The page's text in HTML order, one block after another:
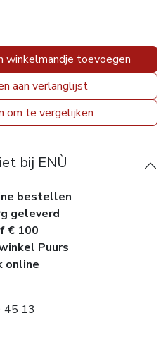
winkelmandje toevoegen
om te vergelijken
aan verlanglijst
bij ENÙ
bestellen
geleverd
€ 100
Puurs
online
45 13